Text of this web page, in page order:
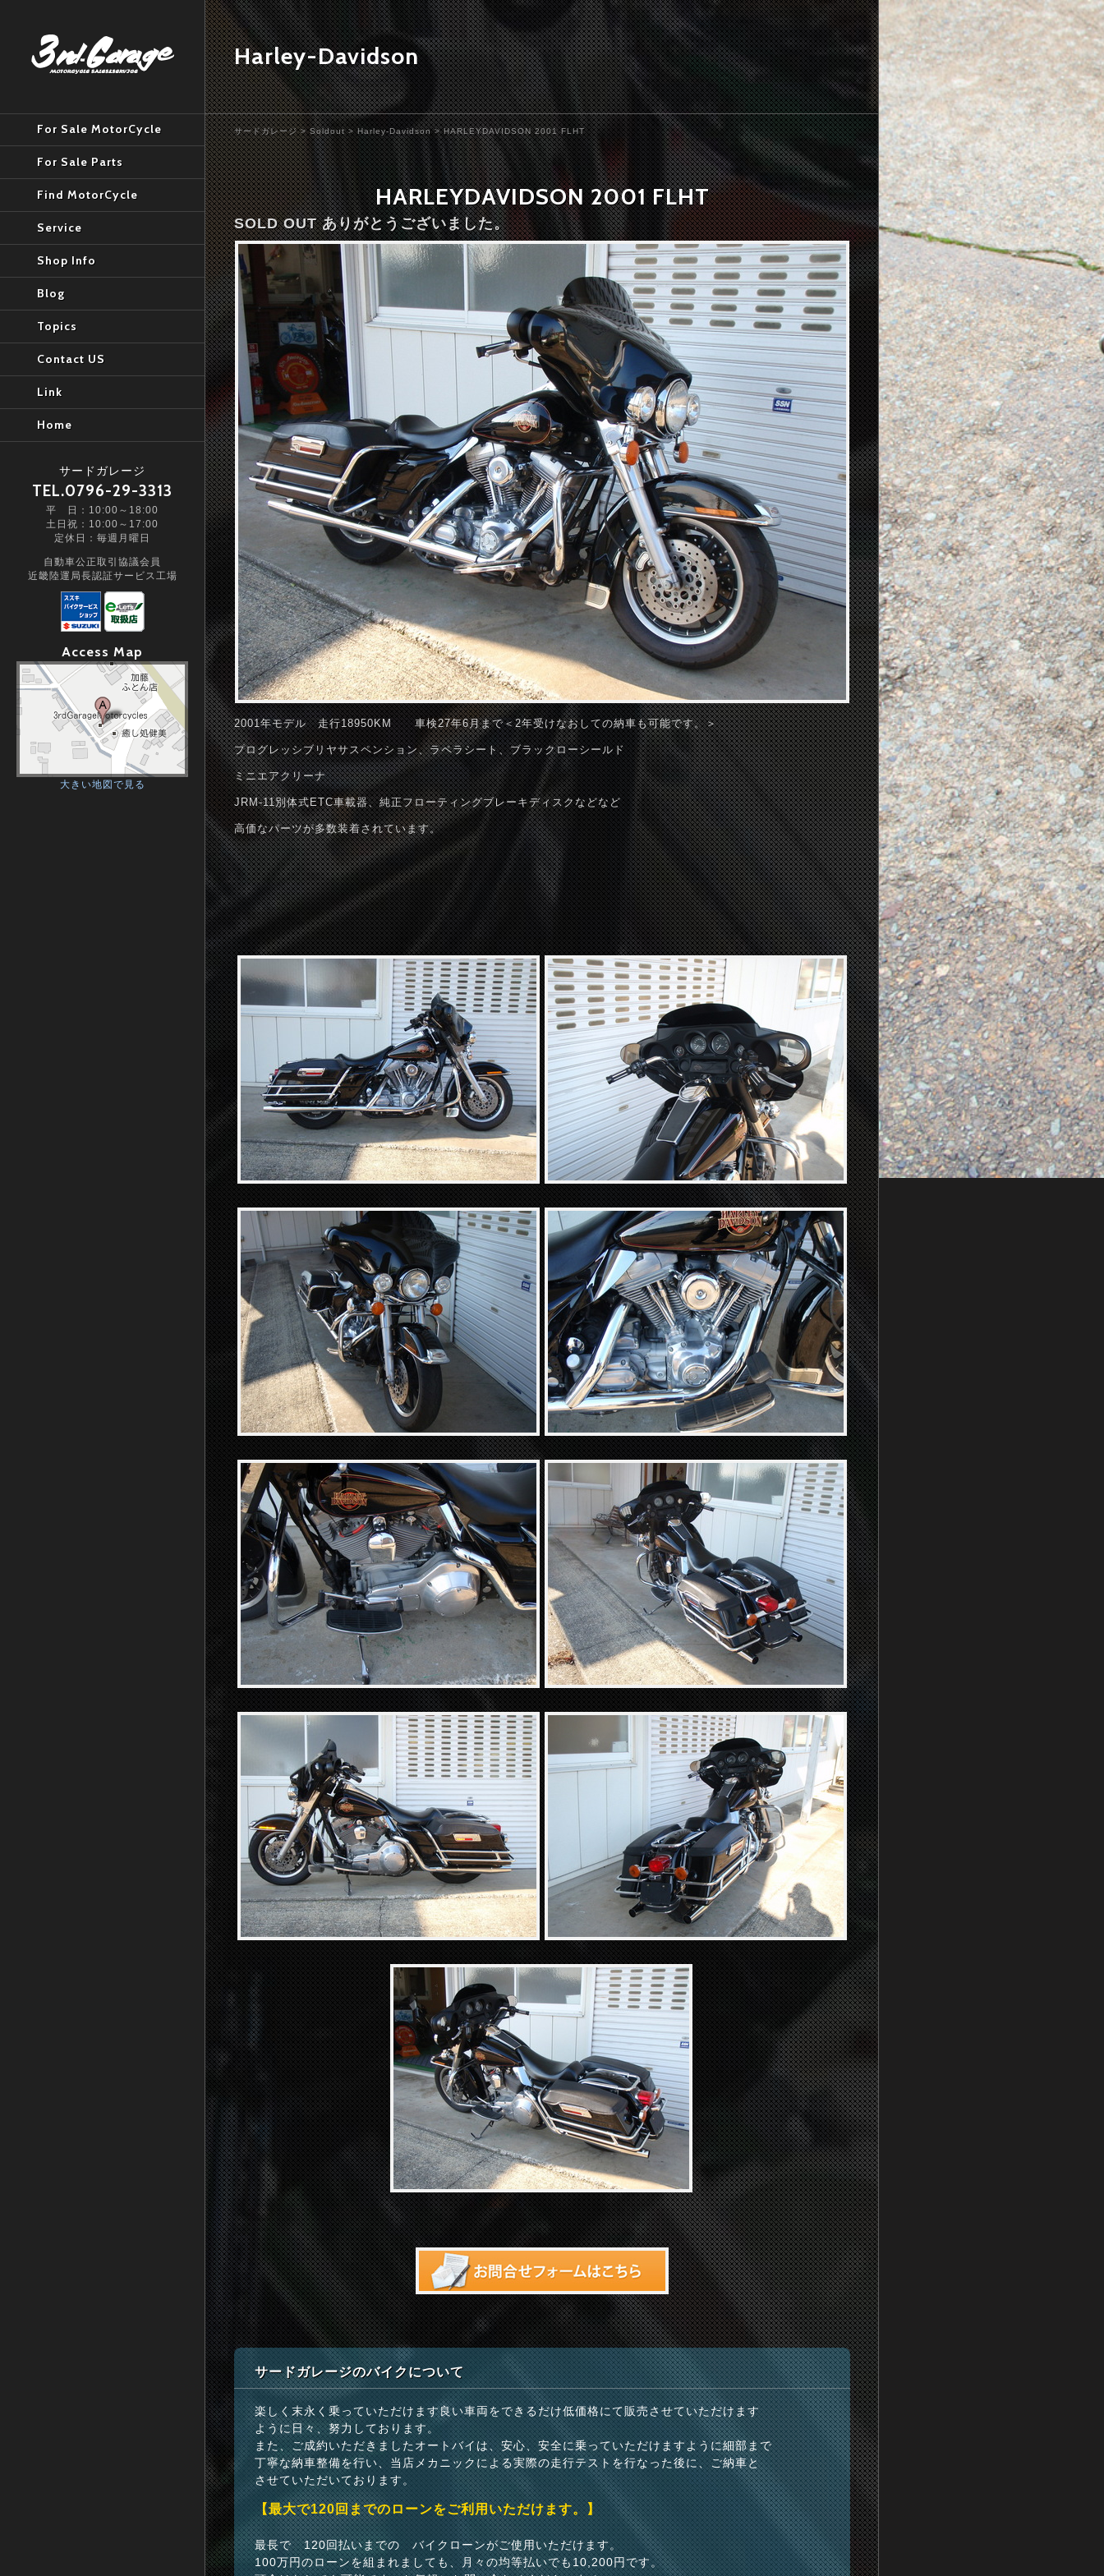
Harley-Davidson
サードガレージ>Soldout>Harley-Davidson> HARLEYDAVIDSON 2001 FLHT
HARLEYDAVIDSON 2001 FLHT
SOLD OUT ありがとうございました。
2001年モデル 走行18950KM 車検27年6月まで＜2年受けなおしての納車も可能です。＞
プログレッシブリヤサスペンション、ラペラシート、ブラックローシールド
ミニエアクリーナ
JRM-11別体式ETC車載器、純正フローティングブレーキディスクなどなど
高価なパーツが多数装着されています。
サードガレージのバイクについて
楽しく末永く乗っていただけます良い車両をできるだけ低価格にて販売させていただけます
ように日々、努力しております。
また、ご成約いただきましたオートバイは、安心、安全に乗っていただけますように細部まで
丁寧な納車整備を行い、当店メカニックによる実際の走行テストを行なった後に、ご納車と
させていただいております。
【最大で120回までのローンをご利用いただけます。】
最長で 120回払いまでの バイクローンがご使用いただけます。
100万円のローンを組まれましても、月々の均等払いでも10,200円です。
For Sale MotorCycle
For Sale Parts
Find MotorCycle
Service
Shop Info
Blog
Topics
Contact US
Link
Home
サードガレージ
TEL.0796-29-3313
平 日：10:00～18:00
土日祝：10:00～17:00
定休日：毎週月曜日
自動車公正取引協議会員
近畿陸運局長認証サービス工場
Access Map
大きい地図で見る